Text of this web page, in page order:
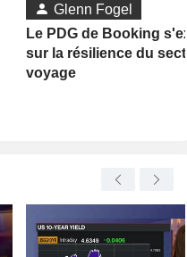
Glenn Fogel
Le PDG de Booking
sur la résilience du
voyage